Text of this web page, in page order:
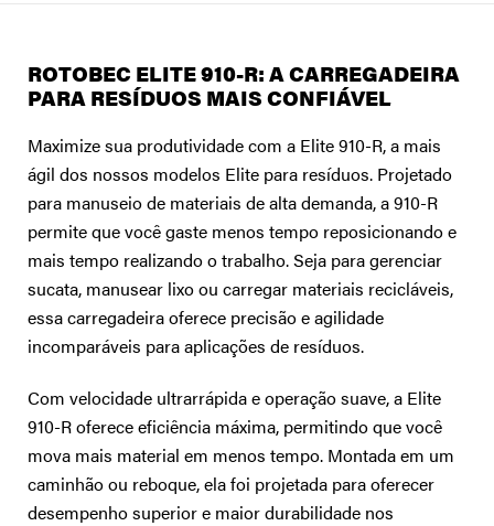
ROTOBEC ELITE 910-R: A CARREGADEIRA
PARA RESÍDUOS MAIS CONFIÁVEL
Maximize sua produtividade com a Elite 910-R, a mais
ágil dos nossos modelos Elite para resíduos. Projetado
para manuseio de materiais de alta demanda, a 910-R
permite que você gaste menos tempo reposicionando e
mais tempo realizando o trabalho. Seja para gerenciar
sucata, manusear lixo ou carregar materiais recicláveis,
essa carregadeira oferece precisão e agilidade
incomparáveis para aplicações de resíduos.
Com velocidade ultrarrápida e operação suave, a Elite
910-R oferece eficiência máxima, permitindo que você
mova mais material em menos tempo. Montada em um
caminhão ou reboque, ela foi projetada para oferecer
desempenho superior e maior durabilidade nos